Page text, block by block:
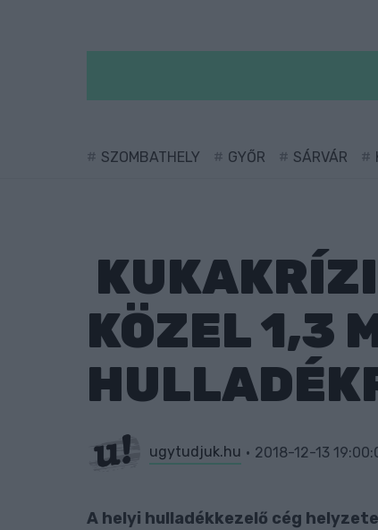
SZOMBATHELY GYŐR SÁRVÁR
KÖZEL 1,3
ugytudjuk.hu 2018-12-13
A helyi hulladékkezelő cég